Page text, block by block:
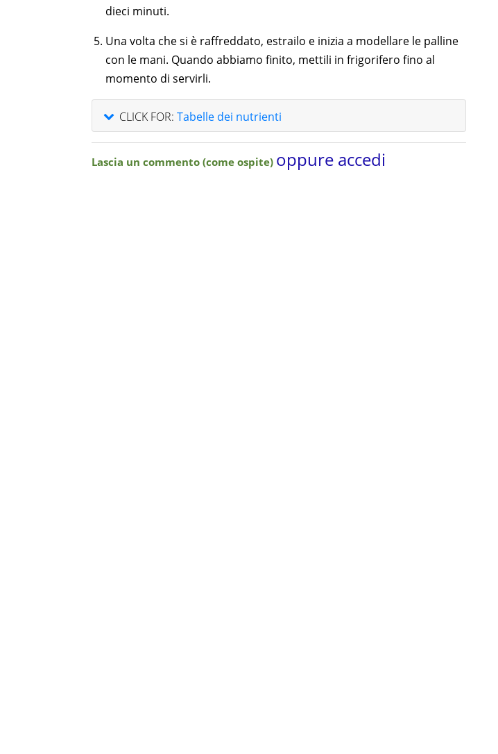
dieci minuti.
Una volta che si è raffreddato, estrailo e inizia a modellare le palline
con le mani. Quando abbiamo finito, mettili in frigorifero fino al
momento di servirli.
CLICK FOR: Tabelle dei nutrienti
Lascia un commento (come ospite) oppure accedi